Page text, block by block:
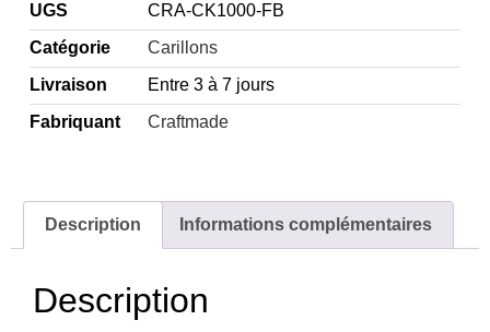
UGS
CRA-CK1000-FB
Catégorie
Carillons
Livraison
Entre 3 à 7 jours
Fabriquant
Craftmade
Description Informations complémentaires
Description